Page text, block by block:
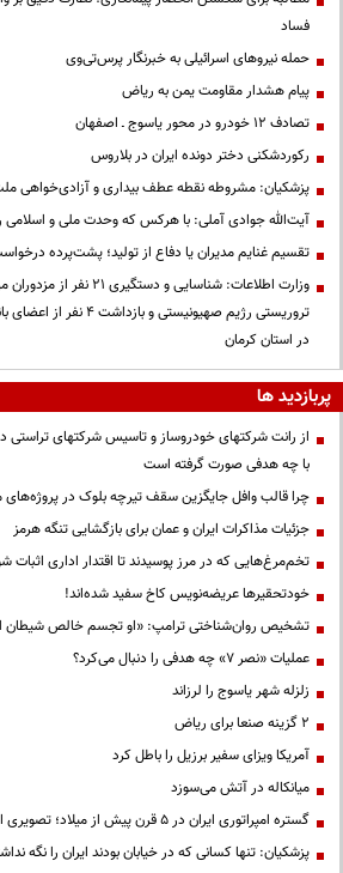
فساد
حمله نیروهای اسرائیلی به خبرنگار پرس‌تی‌وی
پیام هشدار مقاومت یمن به ریاض
تصادف ۱۲ خودرو در محور یاسوج ـ اصفهان
رکوردشکنی دختر دونده ایران در بلاروس
پزشکیان: مشروطه نقطه عطف بیداری و آزادی‌خواهی
آیت‌الله جوادی آملی: با هرکس که وحدت ملی و اسلامی را
تقسیم غنایم مدیران یا دفاع از تولید؛ پشت‌پرده
وزارت اطلاعات: شناسایی و
تروریستی رژیم
در استان کرمان
پربازدید ها
از رانت‌ شرکتهای خودروساز و تاسیس شرکتهای تراستی
با چه هدفی صورت گرفته است
چرا قالب وافل جایگزین سقف تیرچه بلوک در
جزئیات مذاکرات ایران و عمان برای بازگشایی تنگه هرمز
تخم‌مرغ‌هایی که در مرز پوسیدند تا اقتدار اداری اثبات
خودتحقیرها عریضه‌نویس کاخ سفید شده‌اند!
تشخیص روان‌شناختی ترامپ: «او تجسم خالص
عملیات «نصر ۷» چه هدفی را دنبال می‌کرد؟
زلزله شهر یاسوج را لرزاند
۲ گزینه صنعا برای ریاض
آمریکا ویزای سفیر برزیل را باطل کرد
میانکاله در آتش می‌سوزد
گستره امپراتوری ایران در ۵ قرن پیش از میلاد؛ تصویری از ایران ۲۵ قرن پیش
پزشکیان: تنها کسانی که در خیابان بودند ایران را نگه